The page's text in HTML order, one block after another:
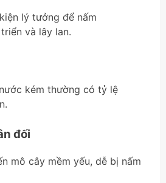
lý tưởng để nấm
và lây lan.
kém thường có tỷ lệ
đối
mô cây mềm yếu, dễ bị nấm